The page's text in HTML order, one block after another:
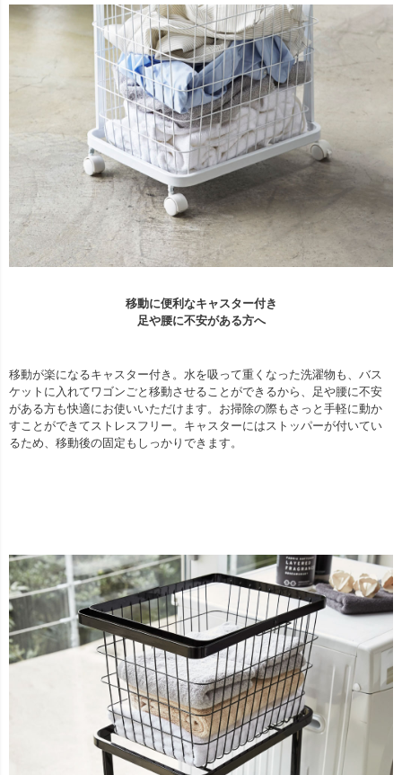
移動に便利なキャスター付き
足や腰に不安がある方へ
移動が楽になるキャスター付き。水を吸って重くなった洗濯物も、バス
ケットに入れてワゴンごと移動させることができるから、足や腰に不安
がある方も快適にお使いいただけます。お掃除の際もさっと手軽に動か
すことができてストレスフリー。キャスターにはストッパーが付いてい
るため、移動後の固定もしっかりできます。